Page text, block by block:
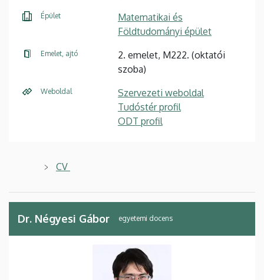
Épület
Matematikai és
Földtudományi épület
Emelet, ajtó
2. emelet, M222. (oktatói
szoba)
Weboldal
Szervezeti weboldal
Tudóstér profil
ODT profil
CV
Dr. Négyesi Gábor egyetemi docens